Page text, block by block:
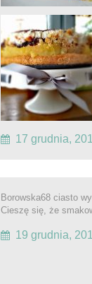
17 grudnia,
Borowska68 ciasto
Cieszę się, że
19 grudnia,